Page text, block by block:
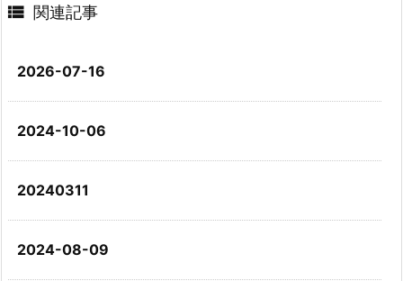
 関連記事
2026-07-16
2024-10-06
20240311
2024-08-09